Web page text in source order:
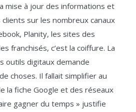
mise à jour des informations et
clients sur les nombreux canaux
Planity, les sites des
franchisés, c’est la coiffure. La
outils digitaux demande
choses. Il fallait simplifier au
la fiche Google et des réseaux
gagner du temps » justifie